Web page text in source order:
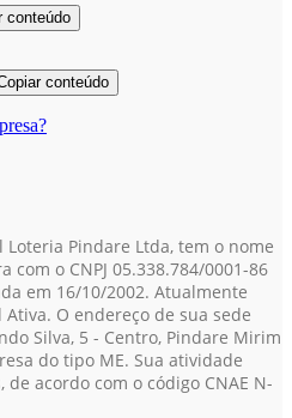
Pindare Ltda, tem o nome
o CNPJ 05.338.784/0001-86
em 16/10/2002. Atualmente
O endereço de sua sede
Silva, 5 - Centro, Pindare Mirim
do tipo ME. Sua atividade
acordo com o código CNAE N-